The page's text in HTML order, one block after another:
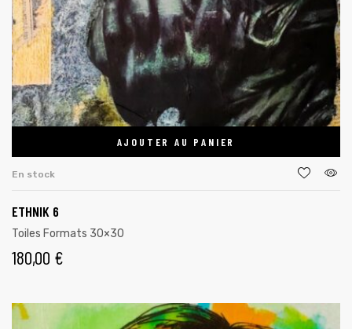
AJOUTER AU PANIER
En stock
ETHNIK 6
Toiles Formats 30×30
180,00 €